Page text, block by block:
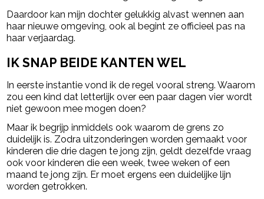
Daardoor kan mijn dochter gelukkig alvast wennen aan
haar nieuwe omgeving, ook al begint ze officieel pas na
haar verjaardag.
IK SNAP BEIDE KANTEN WEL
In eerste instantie vond ik de regel vooral streng. Waarom
zou een kind dat letterlijk over een paar dagen vier wordt
niet gewoon mee mogen doen?
Maar ik begrijp inmiddels ook waarom de grens zo
duidelijk is. Zodra uitzonderingen worden gemaakt voor
kinderen die drie dagen te jong zijn, geldt dezelfde vraag
ook voor kinderen die een week, twee weken of een
maand te jong zijn. Er moet ergens een duidelijke lijn
worden getrokken.